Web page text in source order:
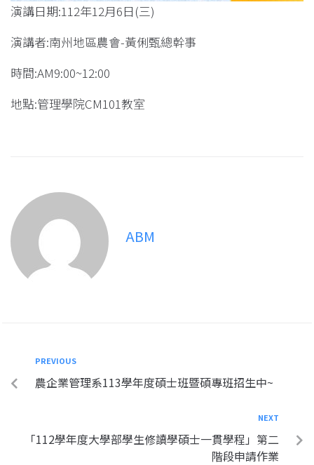
演講日期:112年12月6日(三)
演講者:南州地區農會-黃俐甄總幹事
時間:AM9:00~12:00
地點:管理學院CM101教室
ABM
PREVIOUS
農企業管理系113學年度碩士班暨碩專班招生中~
NEXT
「112學年度大學部學生修讀學碩士一貫學程」第二
階段申請作業